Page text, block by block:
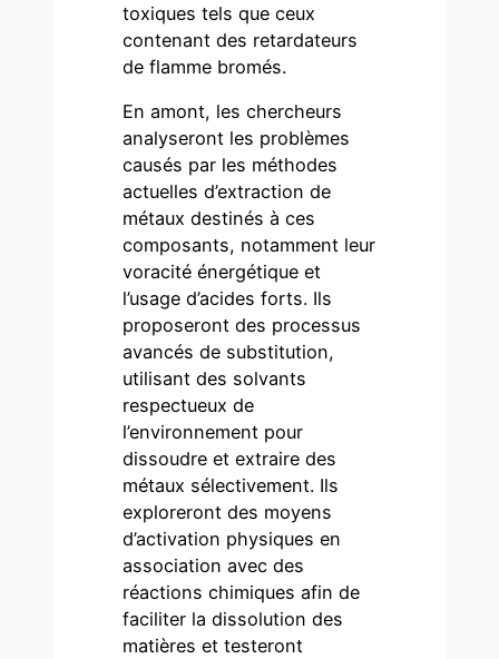
toxiques tels que ceux
contenant des retardateurs
de flamme bromés.
En amont, les chercheurs
analyseront les problèmes
causés par les méthodes
actuelles d’extraction de
métaux destinés à ces
composants, notamment leur
voracité énergétique et
l’usage d’acides forts. Ils
proposeront des processus
avancés de substitution,
utilisant des solvants
respectueux de
l’environnement pour
dissoudre et extraire des
métaux sélectivement. Ils
exploreront des moyens
d’activation physiques en
association avec des
réactions chimiques afin de
faciliter la dissolution des
matières et testeront